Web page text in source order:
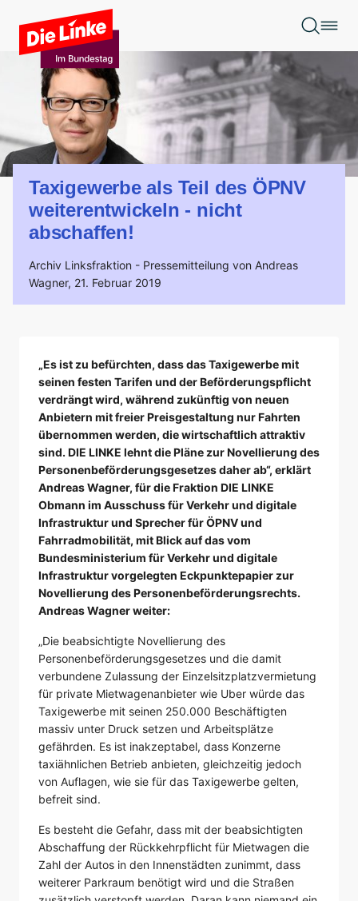
Zum Hauptinhalt springen
Taxigewerbe als Teil des ÖPNV
weiterentwickeln - nicht
abschaffen!
Archiv Linksfraktion - Pressemitteilung von Andreas
Wagner, 21. Februar 2019
„Es ist zu befürchten, dass das Taxigewerbe mit
seinen festen Tarifen und der Beförderungspflicht
verdrängt wird, während zukünftig von neuen
Anbietern mit freier Preisgestaltung nur Fahrten
übernommen werden, die wirtschaftlich attraktiv
sind. DIE LINKE lehnt die Pläne zur Novellierung des
Personenbeförderungsgesetzes daher ab“, erklärt
Andreas Wagner, für die Fraktion DIE LINKE
Obmann im Ausschuss für Verkehr und digitale
Infrastruktur und Sprecher für ÖPNV und
Fahrradmobilität, mit Blick auf das vom
Bundesministerium für Verkehr und digitale
Infrastruktur vorgelegten Eckpunktepapier zur
Novellierung des Personenbeförderungsrechts.
Andreas Wagner weiter:
„Die beabsichtigte Novellierung des
Personenbeförderungsgesetzes und die damit
verbundene Zulassung der Einzelsitzplatzvermietung
für private Mietwagenanbieter wie Uber würde das
Taxigewerbe mit seinen 250.000 Beschäftigten
massiv unter Druck setzen und Arbeitsplätze
gefährden. Es ist inakzeptabel, dass Konzerne
taxiähnlichen Betrieb anbieten, gleichzeitig jedoch
von Auflagen, wie sie für das Taxigewerbe gelten,
befreit sind.
Es besteht die Gefahr, dass mit der beabsichtigten
Abschaffung der Rückkehrpflicht für Mietwagen die
Zahl der Autos in den Innenstädten zunimmt, dass
weiterer Parkraum benötigt wird und die Straßen